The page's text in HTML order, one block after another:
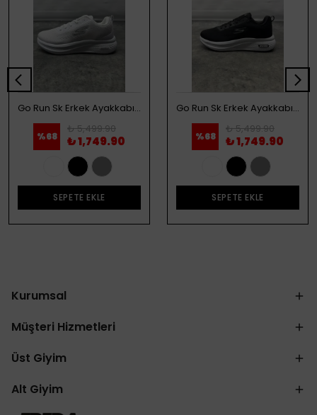
Go Run Sk Erkek Ayakkabı - Beyaz
%68
₺ 5,499.90
₺ 1,749.90
SEPETE EKLE
Go Run Sk Erkek Ayakkabı - Siyah
%68
₺ 5,499.90
₺ 1,749.90
SEPETE EKLE
Kurumsal
Müşteri Hizmetleri
Üst Giyim
Alt Giyim